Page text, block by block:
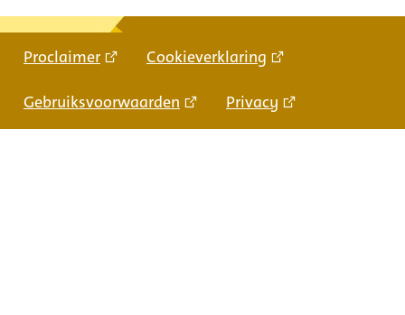
Proclaimer Cookieverklaring
Gebruiksvoorwaarden Privacy